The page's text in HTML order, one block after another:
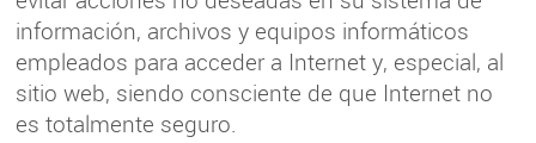
información, archivos y equipos informáticos
empleados para acceder a Internet y, especial, al
sitio web, siendo consciente de que Internet no
es totalmente seguro.